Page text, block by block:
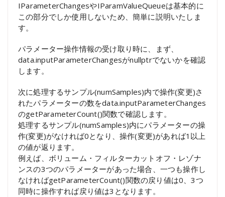
IParameterChangesやIParamValueQueueは基本的に
この部分でしか使用しないため、簡単に説明いたしま
す。
パラメーター操作情報の受け取り時に、まず、
data.inputParameterChangesがnullptrでないかを確認
します。
次に処理するサンプル(numSamples)内で操作(変更)さ
れたパラメーターの数をdata.inputParameterChanges
のgetParameterCount()関数で確認します。
処理するサンプル(numSamples)内にパラメーターの操
作(変更)がなければ0となり、操作(変更)があれば1以上
の値が返ります。
例えば、ボリューム・フィルターカットオフ・レゾナ
ンスの3つのパラメーターがあった場合、一つも操作し
なければgetParameterCount()関数の戻り値は0、3つ
同時に操作すれば戻り値は3となります。